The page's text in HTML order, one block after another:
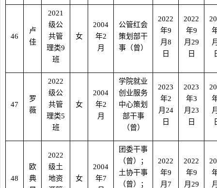
46
卢
佳
2021
级公
共管
理类9
班
女
2004
年2
月
公管红会
策划部干
事（曾）
2022
年9
月8
日
2022
年9
月 29
日
47
罗
薇
2022
级公
共管
理类5
班
女
2004
年2
月
学院就业
创业服务
中心策划
部干事
（曾）
2023
年2
月 24
日
2023
年3
月 23
日
48
欧
典
2022
级土
地资
女
2004
年7
团委干事
（曾）；
土协干事
（曾）；
2022
年9
月 7
2022
年9
月 29